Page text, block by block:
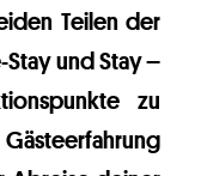
Teilen der
Stay und Stay –
zu